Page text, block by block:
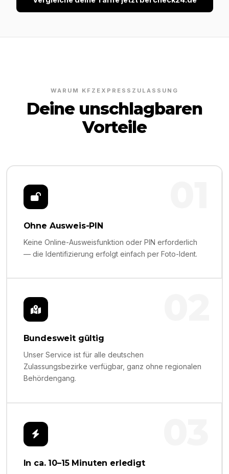
WARUM KFZEXPRESSZULASSUNG
Deine unschlagbaren
Vorteile
Ohne Ausweis-PIN
Keine Online-Ausweisfunktion oder PIN erforderlich
— die Identifizierung erfolgt einfach per Foto-Ident.
Bundesweit gültig
Unser Service ist für alle deutschen
Zulassungsbezirke verfügbar, ganz ohne regionalen
Behördengang.
In ca. 10–15 Minuten erledigt